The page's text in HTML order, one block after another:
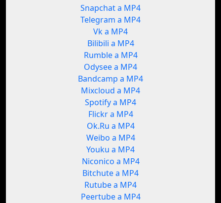
Snapchat a MP4
Telegram a MP4
Vk a MP4
Bilibili a MP4
Rumble a MP4
Odysee a MP4
Bandcamp a MP4
Mixcloud a MP4
Spotify a MP4
Flickr a MP4
Ok.Ru a MP4
Weibo a MP4
Youku a MP4
Niconico a MP4
Bitchute a MP4
Rutube a MP4
Peertube a MP4